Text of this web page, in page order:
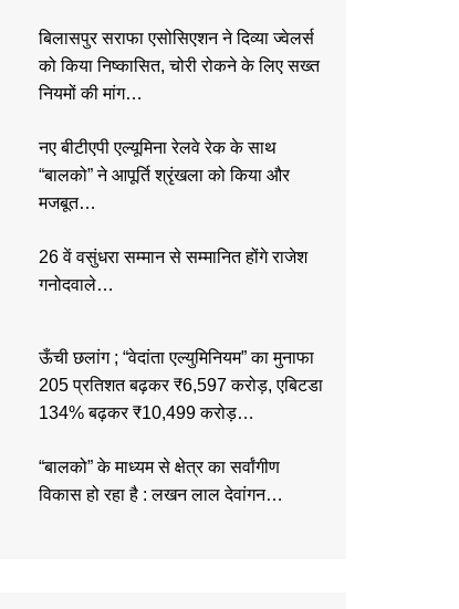
बिलासपुर सराफा एसोसिएशन ने दिव्या ज्वेलर्स
को किया निष्कासित, चोरी रोकने के लिए सख्त
नियमों की मांग…
नए बीटीएपी एल्यूमिना रेलवे रेक के साथ
“बालको” ने आपूर्ति श्रृंखला को किया और
मजबूत…
26 वें वसुंधरा सम्मान से सम्मानित होंगे राजेश
गनोदवाले…
ऊँची छलांग ; “वेदांता एल्युमिनियम” का मुनाफा
205 प्रतिशत बढ़कर ₹6,597 करोड़, एबिटडा
134% बढ़कर ₹10,499 करोड़…
“बालको” के माध्यम से क्षेत्र का सर्वांगीण
विकास हो रहा है : लखन लाल देवांगन…